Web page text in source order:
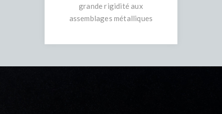
grande rigidité aux
assemblages métalliques